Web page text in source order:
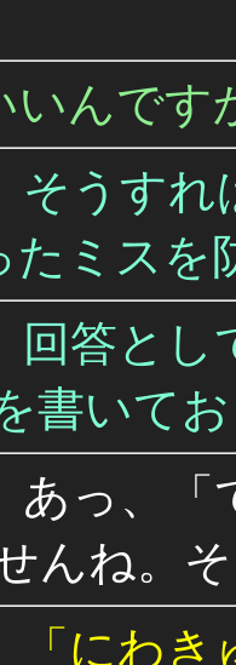
いんです
そうすれ
たミスを
回答とし
書いて
あっ、「
んね。
「にわき